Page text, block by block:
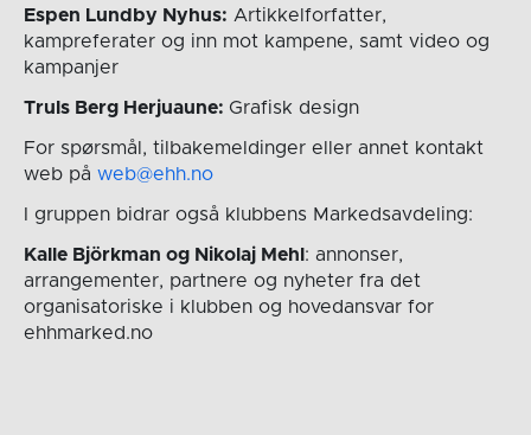
Espen Lundby Nyhus: Artikkelforfatter,
kampreferater og inn mot kampene, samt video og
kampanjer
Truls Berg Herjuaune: Grafisk design
For spørsmål, tilbakemeldinger eller annet kontakt
web på web@ehh.no
I gruppen bidrar også klubbens Markedsavdeling:
Kalle Björkman og Nikolaj Mehl : annonser,
arrangementer, partnere og nyheter fra det
organisatoriske i klubben og hovedansvar for
ehhmarked.no